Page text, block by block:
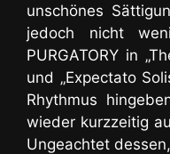
unschönes
jedoch nicht
PURGATORY in
und „Expectato
Rhythmus
wieder kurzzeitig
Ungeachtet